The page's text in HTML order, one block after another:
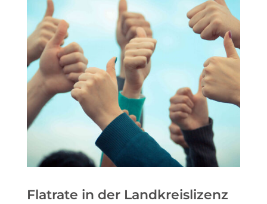
Flatrate in der Landkreislizenz